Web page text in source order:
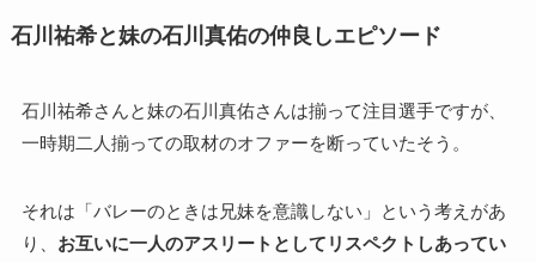
石川祐希と妹の石川真佑の仲良しエピソード
石川祐希さんと妹の石川真佑さんは揃って注目選手ですが、
一時期二人揃っての取材のオファーを断っていたそう。
それは「バレーのときは兄妹を意識しない」という考えがあ
り、 お互いに一人のアスリートとしてリスペクトしあってい